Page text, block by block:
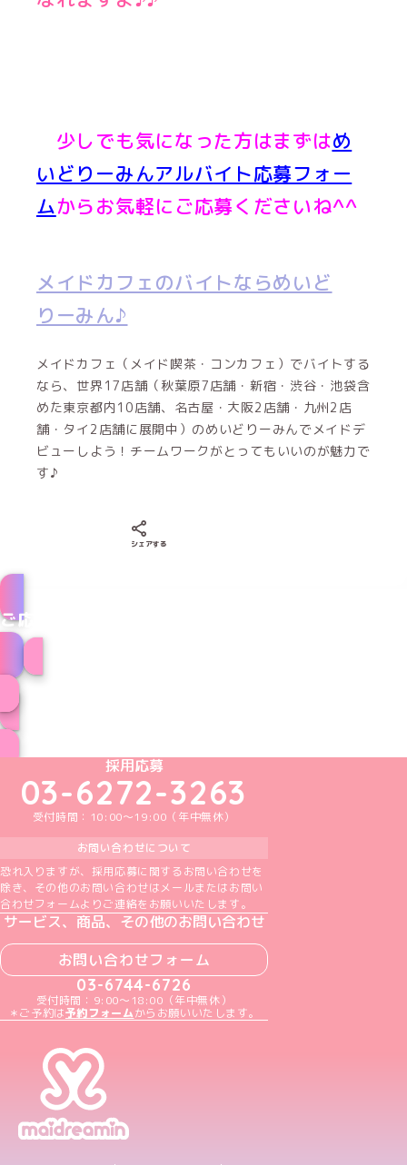
少しでも気になった方はまずはめ
いどりーみんアルバイト応募フォー
ムからお気軽にご応募くださいね^^
メイドカフェのバイトならめいど
りーみん♪
メイドカフェ（メイド喫茶・コンカフェ）でバイトする
なら、世界17店舗（秋葉原7店舗・新宿・渋谷・池袋含
めた東京都内10店舗、名古屋・大阪2店舗・九州2店
舗・タイ2店舗に展開中）のめいどりーみんでメイドデ
ビューしよう！チームワークがとってもいいのが魅力で
す♪
シェアする
ご応募はこちら
めいどりーみんTikTok公式アカウント
めいどりーみんX公式アカウント
めいどりーみんInstagram公式アカウント
めいどりーみんFacebook公式アカウン
めいどりーみんYouTube公式アカ
採用応募
03-6272-3263
受付時間：10:00～19:00（年中無休）
お問い合わせについて
恐れ入りますが、採用応募に関するお問い合わせを
除き、その他のお問い合わせはメールまたはお問い
合わせフォームよりご連絡をお願いいたします。
サービス、商品、その他のお問い合わせ
お問い合わせフォーム
03-6744-6726
受付時間：9:00～18:00（年中無休）
＊ご予約は予約フォームからお願いいたします。